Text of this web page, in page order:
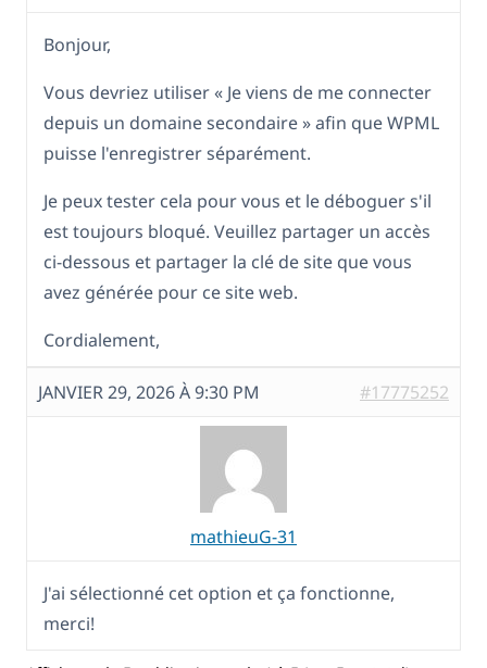
Bonjour,
Vous devriez utiliser « Je viens de me connecter
depuis un domaine secondaire » afin que WPML
puisse l'enregistrer séparément.
Je peux tester cela pour vous et le déboguer s'il
est toujours bloqué. Veuillez partager un accès
ci-dessous et partager la clé de site que vous
avez générée pour ce site web.
Cordialement,
JANVIER 29, 2026 À 9:30 PM #17775252
mathieuG-31
J'ai sélectionné cet option et ça fonctionne,
merci!